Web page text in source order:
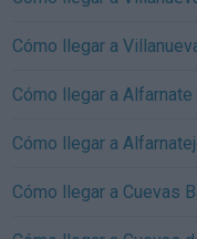
Cómo llegar a
Cómo llegar a Alfarnate
Cómo llegar a
Cómo llegar a Cuevas